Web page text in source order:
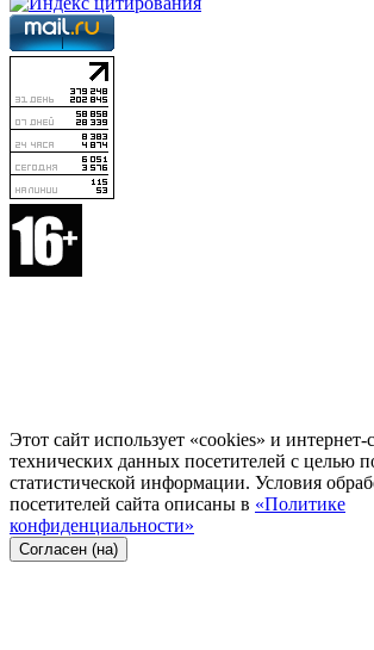
Этот сайт использует «cookies» и интернет-
технических данных посетителей с целью
статистической информации. Условия
посетителей сайта описаны в «Политике
конфиденциальности»
Согласен (на)